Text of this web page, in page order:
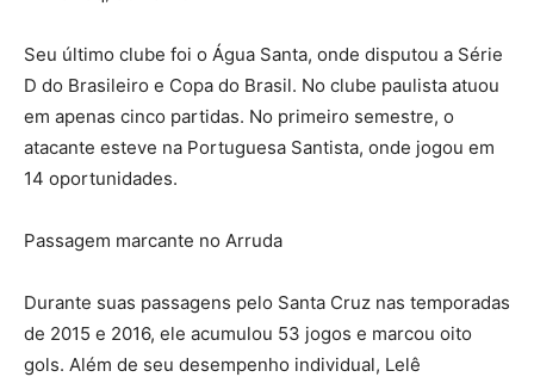
Seu último clube foi o Água Santa, onde disputou a Série
D do Brasileiro e Copa do Brasil. No clube paulista atuou
em apenas cinco partidas. No primeiro semestre, o
atacante esteve na Portuguesa Santista, onde jogou em
14 oportunidades.
Passagem marcante no Arruda
Durante suas passagens pelo Santa Cruz nas temporadas
de 2015 e 2016, ele acumulou 53 jogos e marcou oito
gols. Além de seu desempenho individual, Lelê